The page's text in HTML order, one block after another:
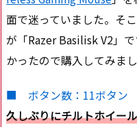
面で迷っていました。そ
が「Razer Basilisk V2」
かったので購入してみまし
■ ボタン数：11ボタン
久しぶりにチルトホイー